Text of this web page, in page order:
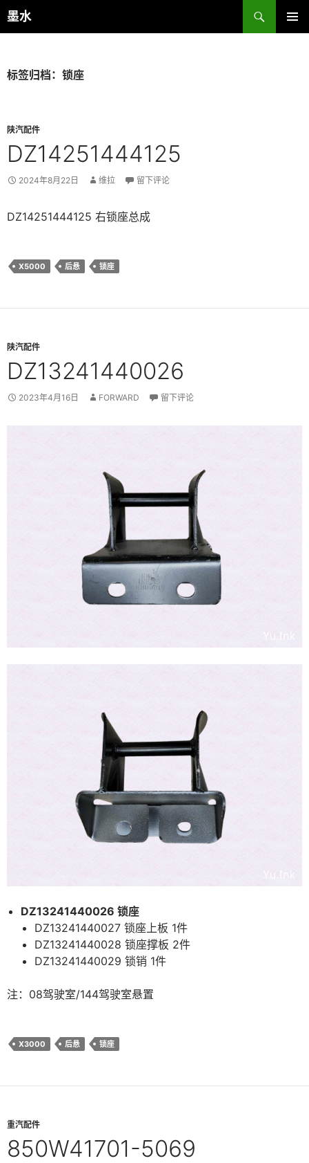
跳
至
墨水
搜
索
标签归档：锁座
陕汽配件
DZ14251444125
2024年8月22日 维拉 留下评论
DZ14251444125 右锁座总成
X5000 后悬 锁座
陕汽配件
DZ13241440026
2023年4月16日 FORWARD 留下评论
DZ13241440026 锁座
DZ13241440027 锁座上板 1件
DZ13241440028 锁座撑板 2件
DZ13241440029 锁销 1件
注：08驾驶室/144驾驶室悬置
X3000 后悬 锁座
重汽配件
850W41701-5069